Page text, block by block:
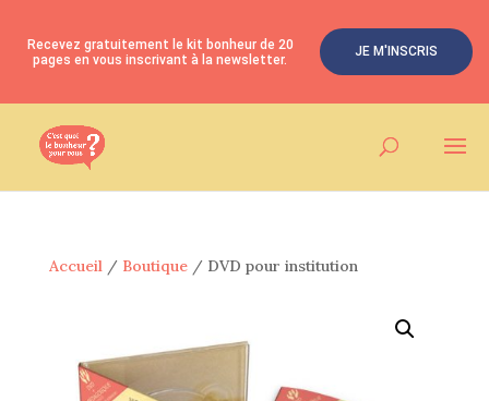
Accueil/ Boutique/ DVD pour institution
Recevez gratuitement le kit bonheur de 20
pages en vous inscrivant à la newsletter.
JE M'INSCRIS